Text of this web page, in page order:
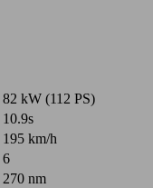
82 kW (112 PS)
10.9s
195 km/h
6
270 nm